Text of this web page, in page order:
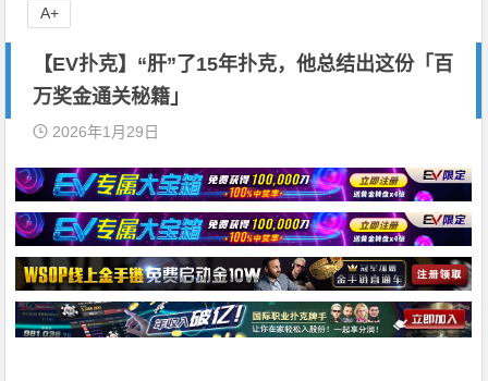
【EV扑克】“肝”了15年扑克，他总结出这份「百
万奖金通关秘籍」
2026年1月29日
A+